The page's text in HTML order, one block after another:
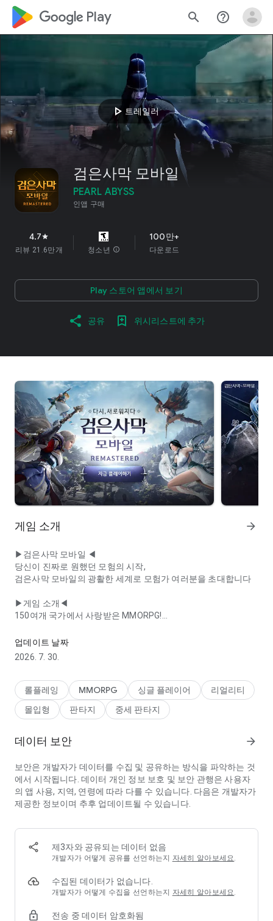
google_logo Play search help_outline
play_arrow 트레일러
검은사막 모바일
PEARL ABYSS
인앱 구매
4.7star
리뷰 21.6만개 청소년 info
100만+
다운로드
Play 스토어 앱에서 보기
공유 위시리스트에 추가
게임 소개 arrow_forward
▶검은사막 모바일 ◀
당신이 진짜로 원했던 모험의 시작,
검은사막 모바일의 광활한 세계로 모험가 여러분을 초대합니다
▶게임 소개◀
150여개 국가에서 사랑받은 MMORPG!
■ 강렬한 액션과 짜릿한 타격감
검은사막 모바일만의 박진감 넘치는 전투의 재미를 선사합니다.
■ 모바일에선 상상도 못했던 놀라운 그래픽
원작의 아름다운 배경과 매력적인 캐릭터를
모바일에서도 즐길 수 있습니다
■ 놀랍도록 섬세한 커스터마이징
조작은 손쉽게, 커스터마이징은 정교하게!
모바일의 한계를 뛰어넘은 커스터마이징으로
나만의 특별한 캐릭터를 만들 수 있습니다.
낚시, 포획 등 풍부한 생활 콘텐츠와 영지 시스템
모험의 든든한 동반자 반려동물과 말 시스템
■ 최소사양
- 갤럭시 S20
업데이트 날짜
2026. 7. 30.
롤플레잉 MMORPG 싱글 플레이어
리얼리티
몰입형
판타지 중세 판타지
데이터 보안 arrow_forward
보안은 개발자가 데이터를 수집 및 공유하는 방식을 파악하는 것
에서 시작됩니다. 데이터 개인 정보 보호 및 보안 관행은 사용자
의 앱 사용, 지역, 연령에 따라 다를 수 있습니다. 다음은 개발자가
제공한 정보이며 추후 업데이트될 수 있습니다.
제3자와 공유되는 데이터 없음
개발자가 어떻게 공유를 선언하는지 자세히 알아보세요.
수집된 데이터가 없습니다.
개발자가 어떻게 수집을 선언하는지 자세히 알아보세요.
전송 중 데이터 암호화됨